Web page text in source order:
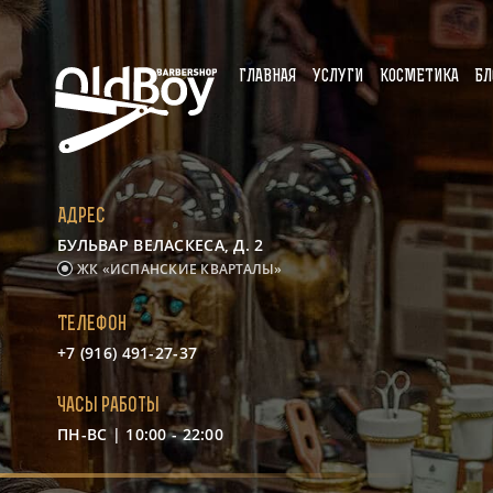
ГЛАВНАЯ УСЛУГИ КОСМЕТИКА
Адрес
БУЛЬВАР ВЕЛАСКЕСА, Д. 2
ЖК «ИСПАНСКИЕ КВАРТАЛЫ»
Телефон
+7 (916) 491-27-37
Часы работы
ПН-ВС | 10:00 - 22:00